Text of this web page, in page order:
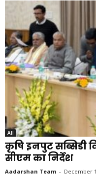
All
कृषि इनपुट सब्सिडी
सीएम का निर्देश
Aadarshan Team - December